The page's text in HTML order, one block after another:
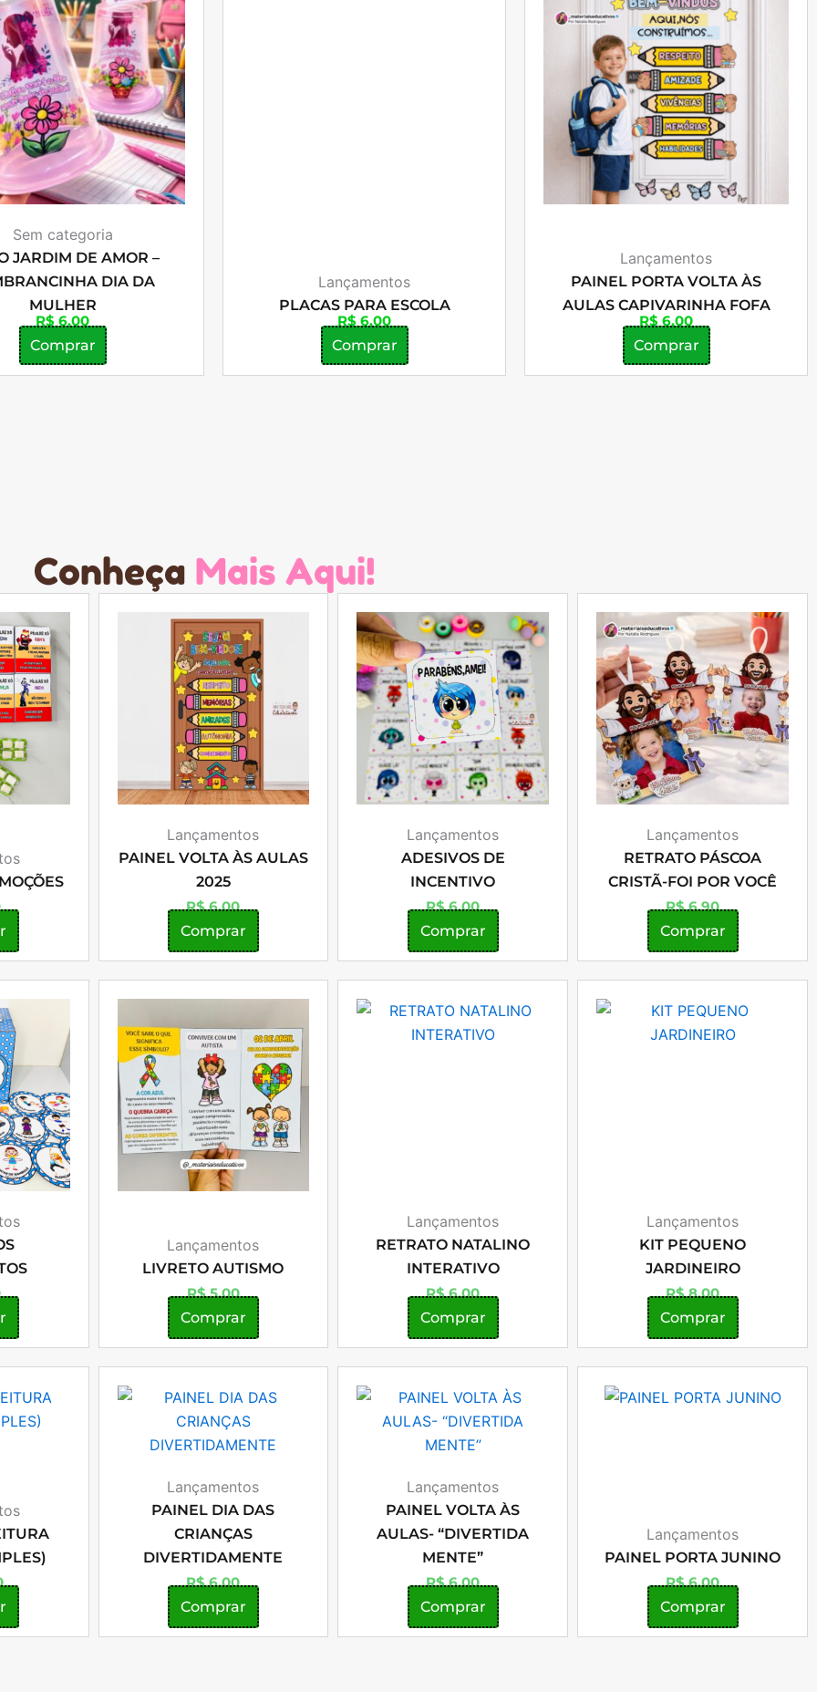
Sem categoria
JARDIM DE AMOR –
DIA DA
MULHER
R$ 6,00
Comprar
Lançamentos
PLACAS PARA ESCOLA
R$ 6,00
Comprar
Lançamentos
PAINEL PORTA VOLTA ÀS
AULAS CAPIVARINHA FOFA
R$ 6,00
Comprar
Conheça Mais Aqui!
Lançamentos
PAINEL VOLTA ÀS AULAS
2025
R$6,00
Comprar
Lançamentos
ADESIVOS DE
INCENTIVO
R$6,00
Comprar
Lançamentos
RETRATO PÁSCOA
CRISTÃ-FOI POR VOCÊ
R$6,90
Comprar
Lançamentos
LIVRETO AUTISMO
R$5,00
Comprar
Lançamentos
RETRATO NATALINO
INTERATIVO
R$6,00
Comprar
Lançamentos
KIT PEQUENO
JARDINEIRO
R$8,00
Comprar
Lançamentos
PAINEL DIA DAS
CRIANÇAS
DIVERTIDAMENTE
R$6,00
Comprar
Lançamentos
PAINEL VOLTA ÀS
AULAS- “DIVERTIDA
MENTE”
R$6,00
Comprar
Lançamentos
PAINEL PORTA JUNINO
R$6,00
Comprar